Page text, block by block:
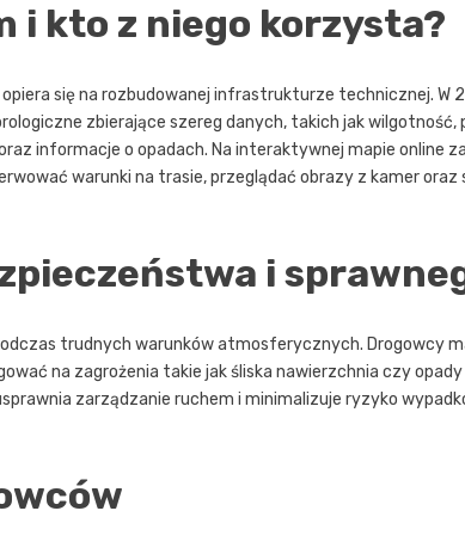
i kto z niego korzysta?
się na rozbudowanej infrastrukturze technicznej. W
zbierające szereg danych, takich jak wilgotność,
informacje o opadach. Na interaktywnej mapie online
warunki na trasie, przeglądać obrazy z kamer
i
trudnych warunków atmosferycznych. Drogowcy
na zagrożenia takie jak śliska nawierzchnia czy
zarządzanie ruchem i minimalizuje ryzyko